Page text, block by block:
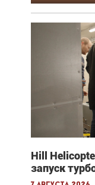
Hill
запуск